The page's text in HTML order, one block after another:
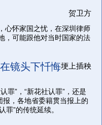
贺卫方
心怀家国之忧，在深圳律师
，可能跟他对当时国家的法
埂上插秧
镜头下忏悔
罪”，“新花社认罪”，还是
报，各地省委籍贯当报上的
罪”的传统延续。